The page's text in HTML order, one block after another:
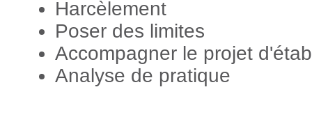
Harcèlement
Poser des limites
Accompagner le projet
Analyse de pratique